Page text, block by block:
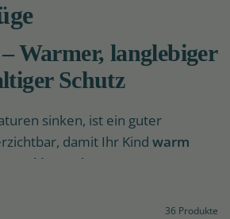
Warmer, langlebiger
Schutz
sinken, ist ein guter
damit Ihr Kindwarm
und bei jedem Wetter
nachhaltigen Schneeanzügen
36 Produkte